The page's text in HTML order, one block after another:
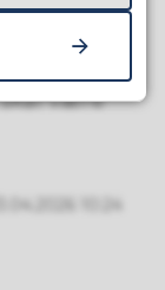
i
og
være
13.04.2026 10:24